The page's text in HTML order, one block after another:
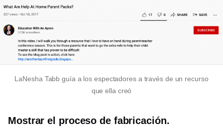
LaNesha Tabb guía a los espectadores a través de un recurso
que ella creó
Mostrar el proceso de fabricación.